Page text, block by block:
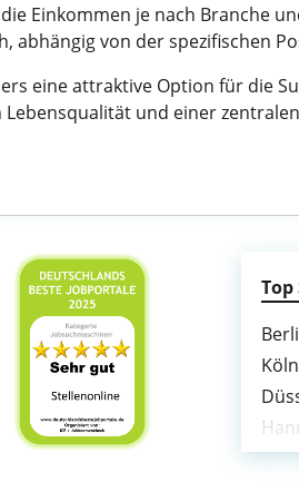
Einkommen je nach Branche
abhängig von der spezifischen
eine attraktive Option für die
und einer
Köln